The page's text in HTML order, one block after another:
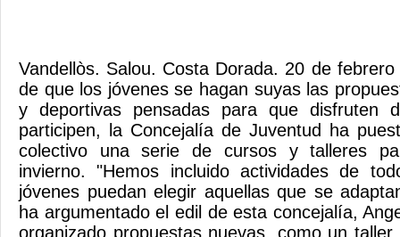
Vandellòs. Salou. Costa Dorada. 20 de
de que los jóvenes se hagan suyas las
y deportivas pensadas para que disfruten
participen, la Concejalía de Juventud ha
colectivo una serie de cursos y talleres
invierno. "Hemos incluido actividades de
jóvenes puedan elegir aquellas que se
ha argumentado el edil de esta concejalía,
organizado propuestas nuevas, como un